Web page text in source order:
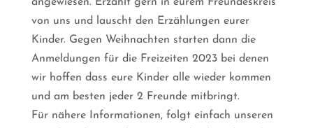
von uns und lauscht den Erzählungen eurer
Kinder. Gegen Weihnachten starten dann die
Anmeldungen für die Freizeiten 2023 bei denen
wir hoffen dass eure Kinder alle wieder kommen
und am besten jeder 2 Freunde mitbringt.
Für nähere Informationen, folgt einfach unseren